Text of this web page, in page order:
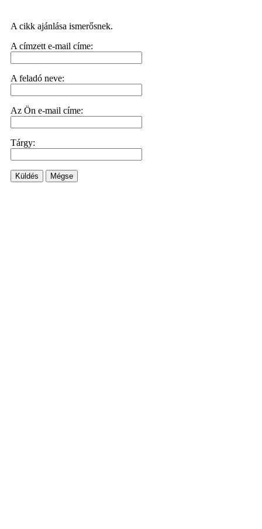
A cikk ajánlása ismerősnek.
A címzett e-mail címe:
A feladó neve:
Az Ön e-mail címe:
Tárgy:
Küldés Mégse